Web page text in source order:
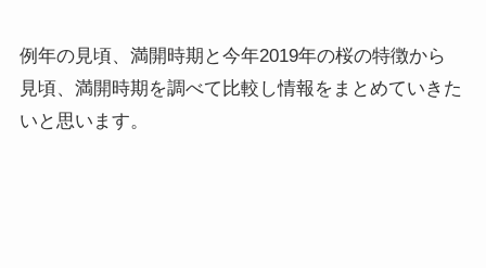
例年の見頃、満開時期と今年2019年の桜の特徴から
見頃、満開時期を調べて比較し情報をまとめていきた
いと思います。